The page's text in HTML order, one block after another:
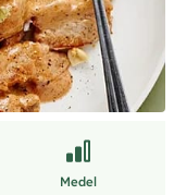
Medel